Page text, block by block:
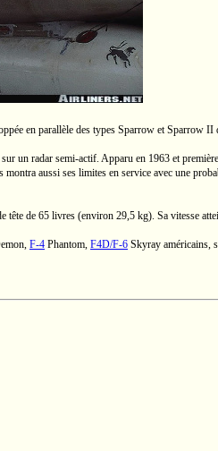
en parallèle des types Sparrow et Sparrow
un radar semi-actif. Apparu en 1963 et
montra aussi ses limites en service avec une
tête de 65 livres (environ 29,5 kg). Sa vitesse
F-4 Phantom, F4D/F-6 Skyray américains,